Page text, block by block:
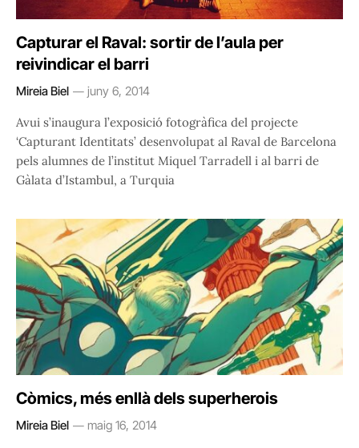
Capturar el Raval: sortir de l’aula per
reivindicar el barri
Mireia Biel juny 6, 2014
Avui s’inaugura l’exposició fotogràfica del projecte
‘Capturant Identitats’ desenvolupat al Raval de Barcelona
pels alumnes de l’institut Miquel Tarradell i al barri de
Gàlata d’Istambul, a Turquia
Còmics, més enllà dels superherois
Mireia Biel maig 16, 2014